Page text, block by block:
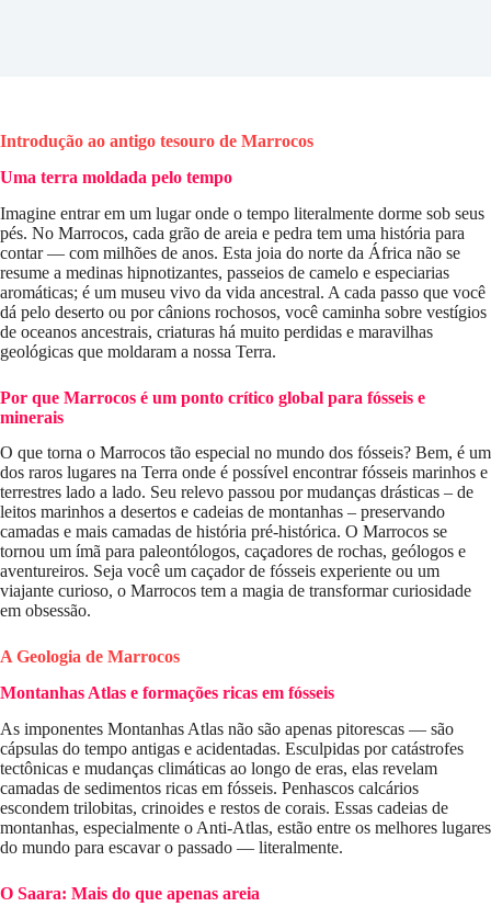
Introdução ao antigo tesouro de Marrocos
Uma terra moldada pelo tempo
Imagine entrar em um lugar onde o tempo literalmente dorme sob seus
pés. No Marrocos, cada grão de areia e pedra tem uma história para
contar — com milhões de anos. Esta joia do norte da África não se
resume a medinas hipnotizantes, passeios de camelo e especiarias
aromáticas; é um museu vivo da vida ancestral. A cada passo que você
dá pelo deserto ou por cânions rochosos, você caminha sobre vestígios
de oceanos ancestrais, criaturas há muito perdidas e maravilhas
geológicas que moldaram a nossa Terra.
Por que Marrocos é um ponto crítico global para fósseis e
minerais
O que torna o Marrocos tão especial no mundo dos fósseis? Bem, é um
dos raros lugares na Terra onde é possível encontrar fósseis marinhos e
terrestres lado a lado. Seu relevo passou por mudanças drásticas – de
leitos marinhos a desertos e cadeias de montanhas – preservando
camadas e mais camadas de história pré-histórica. O Marrocos se
tornou um ímã para paleontólogos, caçadores de rochas, geólogos e
aventureiros. Seja você um caçador de fósseis experiente ou um
viajante curioso, o Marrocos tem a magia de transformar curiosidade
em obsessão.
A Geologia de Marrocos
Montanhas Atlas e formações ricas em fósseis
As imponentes Montanhas Atlas não são apenas pitorescas — são
cápsulas do tempo antigas e acidentadas. Esculpidas por catástrofes
tectônicas e mudanças climáticas ao longo de eras, elas revelam
camadas de sedimentos ricas em fósseis. Penhascos calcários
escondem trilobitas, crinoides e restos de corais. Essas cadeias de
montanhas, especialmente o Anti-Atlas, estão entre os melhores lugares
do mundo para escavar o passado — literalmente.
O Saara: Mais do que apenas areia